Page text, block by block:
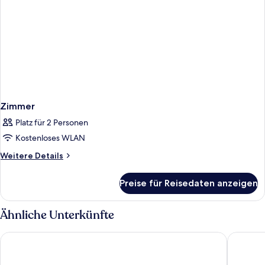
Zimmer
Platz für 2 Personen
Kostenloses WLAN
Weitere Details
Weitere
Preise für Reisedaten anzeigen
Ähnliche Unterkünfte
Reykjavik Marina - Berjaya Iceland Hotels Hotel